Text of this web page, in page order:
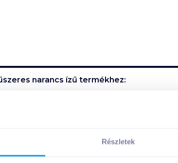
Részletek
narancs ízű termékhez:
harmonikus, nincs túlbonyolítva.